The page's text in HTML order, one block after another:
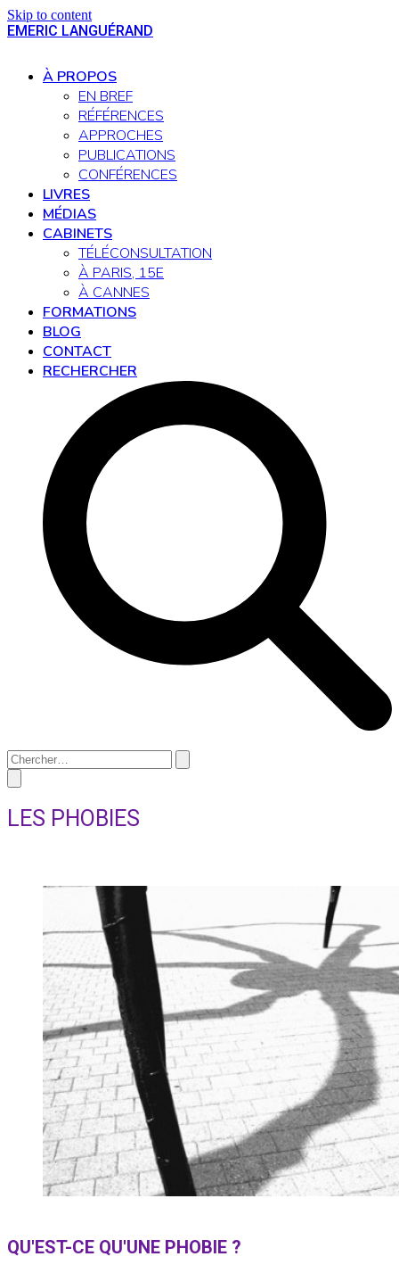
Skip to content
EMERIC LANGUÉRAND
menu
menu
À PROPOS
EN BREF
RÉFÉRENCES
APPROCHES
PUBLICATIONS
CONFÉRENCES
LIVRES
MÉDIAS
CABINETS
TÉLÉCONSULTATION
À PARIS, 15E
À CANNES
FORMATIONS
BLOG
CONTACT
RECHERCHER
Search
Close
LES PHOBIES
QU'EST-CE QU'UNE PHOBIE ?